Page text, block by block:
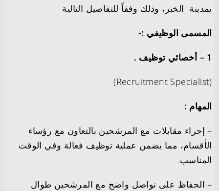
بمدينة الخبر ، وذلك وفقاً للتفاصيل التالية
المسمى الوظيفي :-
1 – أخصائي توظيف .
(‏Recruitment Specialist)
المهام :
– إجراء مقابلات مع المرشحين بالتعاون مع رؤساء
الأقسام، مما يضمن عملية توظيف فعالة وفي الوقت
المناسب.
– الحفاظ على تواصل واضح مع المرشحين طوال